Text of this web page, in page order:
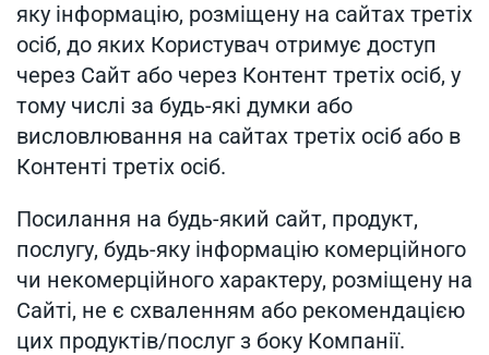
яку інформацію, розміщену на сайтах третіх
осіб, до яких Користувач отримує доступ
через Сайт або через Контент третіх осіб, у
тому числі за будь-які думки або
висловлювання на сайтах третіх осіб або в
Контенті третіх осіб.
Посилання на будь-який сайт, продукт,
послугу, будь-яку інформацію комерційного
чи некомерційного характеру, розміщену на
Сайті, не є схваленням або рекомендацією
цих продуктів/послуг з боку Компанії.